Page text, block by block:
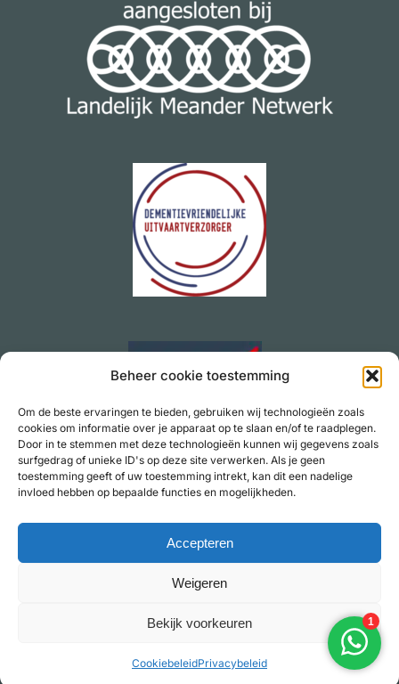
Beheer cookie toestemming
Om de beste ervaringen te bieden, gebruiken wij technologieën zoals
cookies om informatie over je apparaat op te slaan en/of te raadplegen.
Door in te stemmen met deze technologieën kunnen wij gegevens zoals
surfgedrag of unieke ID's op deze site verwerken. Als je geen
toestemming geeft of uw toestemming intrekt, kan dit een nadelige
invloed hebben op bepaalde functies en mogelijkheden.
Accepteren
Weigeren
Bekijk voorkeuren
CookiebeleidPrivacybeleid
Solution24
Offerte aanvragen